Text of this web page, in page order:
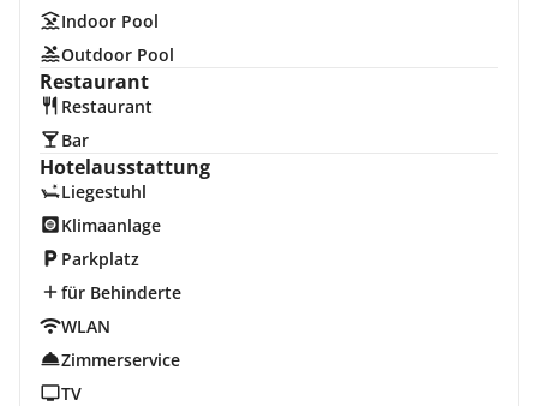
Indoor Pool
Outdoor Pool
Restaurant
Restaurant
Bar
Hotelausstattung
Liegestuhl
Klimaanlage
Parkplatz
für Behinderte
WLAN
Zimmerservice
TV